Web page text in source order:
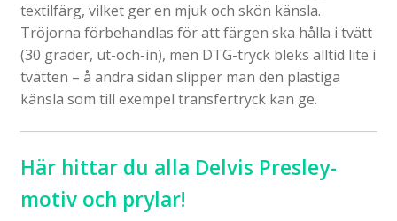
textilfärg, vilket ger en mjuk och skön känsla.
Tröjorna förbehandlas för att färgen ska hålla i tvätt
(30 grader, ut-och-in), men DTG-tryck bleks alltid lite i
tvätten – å andra sidan slipper man den plastiga
känsla som till exempel transfertryck kan ge.
Här hittar du alla Delvis Presley-
motiv och prylar!